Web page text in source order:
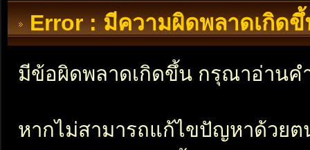
Error : มีความผิดพลาดเกิดขึ้
มีข้อผิดพลาดเกิดขึ้น กรุณาอ่านค
หากไม่สามารถแก้ไขปัญหาด้วย